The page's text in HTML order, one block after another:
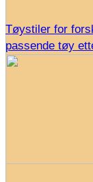
Tøystiler for
passende tøy